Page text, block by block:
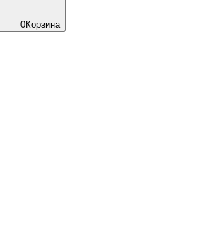
0Корзина